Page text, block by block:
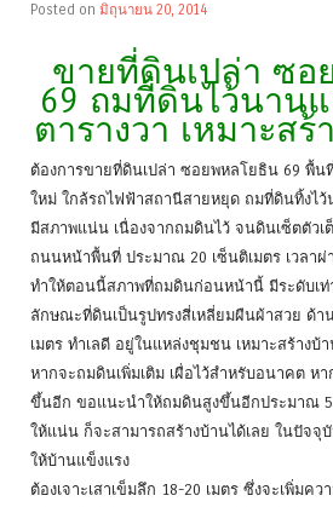
Posted on มิถุนายน 20, 2014
ขายที่ดินเปล่า ซอ
69 ถมที่ดินไว้นาน
ตารางวา เหมาะสร้
ต้องการขายที่ดินเปล่า ซอยพหลโยธิน 69 พื้น
ใหม่ ใกล้รถไฟฟ้าสถานีสายหยุด ถมที่ดินทิ้งไ
มีสภาพแน่น เนื่องจากถมดินไว้ จนดินเซ็ตตัวเ
ถนนหน้าพื้นที่ ประมาณ 20 เซ็นติเมตร เวลาผ่
ทำให้ตอนนี้สภาพที่ถมดินก่อนหน้านี้ มีระดับเ
ลักษณะที่ดินเป็นรูปทรงสี่เหลี่ยมผืนผ้าสวย ด้า
เมตร ทำเลดี อยู่ในแหล่งชุมชน เหมาะสร้างบ้
หากจะถมดินเพิ่มเติม เผื่อไว้สำหรับอนาคต ห
ขึ้นอีก ขอแนะนำให้ถมดินสูงขึ้นอีกประมาณ
ให้แน่น ก็จะสามารถสร้างบ้านได้เลย ในปัจจุ
ให้บ้านแข็งแรง
ต้องเจาะเสาเข็มลึก 18-20 เมตร ซึ่งจะเพิ่มค